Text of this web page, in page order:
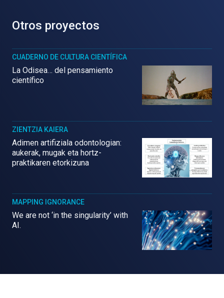
Otros proyectos
CUADERNO DE CULTURA CIENTÍFICA
La Odisea… del pensamiento
científico
ZIENTZIA KAIERA
Adimen artifiziala odontologian:
aukerak, mugak eta hortz-
praktikaren etorkizuna
MAPPING IGNORANCE
We are not ‘in the singularity’ with
AI.